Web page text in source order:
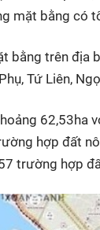
mặt bằng
trên địa
Tứ Liên,
hợp đất
trường hợp